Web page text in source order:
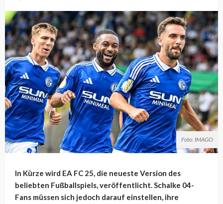
Foto: IMAGO
In Kürze wird EA FC 25, die neueste Version des
beliebten Fußballspiels, veröffentlicht. Schalke 04-
Fans müssen sich jedoch darauf einstellen, ihre